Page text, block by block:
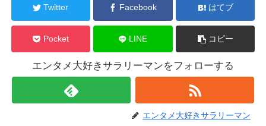
Twitter Facebook はてブ
Pocket LINE コピー
エンタメ大好きサラリーマンをフォローする
エンタメ大好きサラリーマン